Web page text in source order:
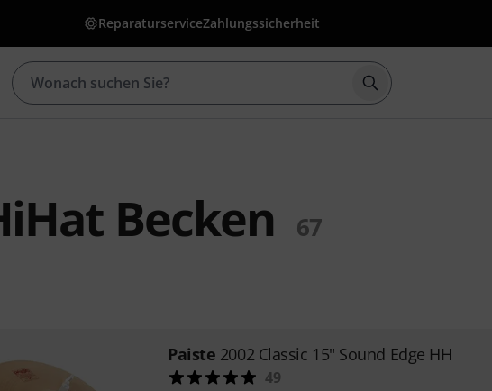
ReparaturserviceZahlungssicherheit
Suche mit
Becken 67
Paiste 2002 Classic 15" Sound Edge HH
49